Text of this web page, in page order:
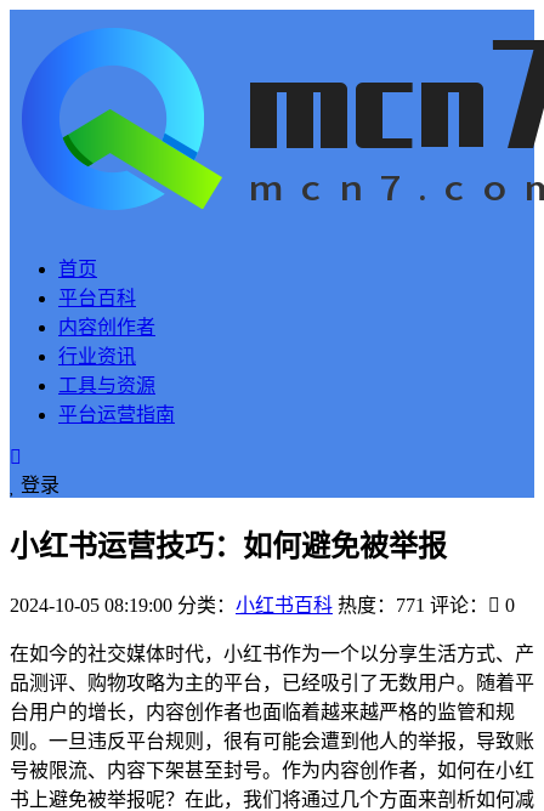
首页
平台百科
内容创作者
行业资讯
工具与资源
平台运营指南
登录
小红书运营技巧：如何避免被举报
2024-10-05 08:19:00 分类： 小红书百科 热度：771 评论： 0
在如今的社交媒体时代，小红书作为一个以分享生活方式、产
品测评、购物攻略为主的平台，已经吸引了无数用户。随着平
台用户的增长，内容创作者也面临着越来越严格的监管和规
则。一旦违反平台规则，很有可能会遭到他人的举报，导致账
号被限流、内容下架甚至封号。作为内容创作者，如何在小红
书上避免被举报呢？在此，我们将通过几个方面来剖析如何减